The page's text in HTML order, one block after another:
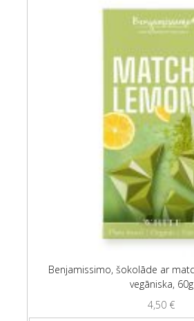
Benjamissimo, šokolāde ar
vegāniska, 60g
4,50 €